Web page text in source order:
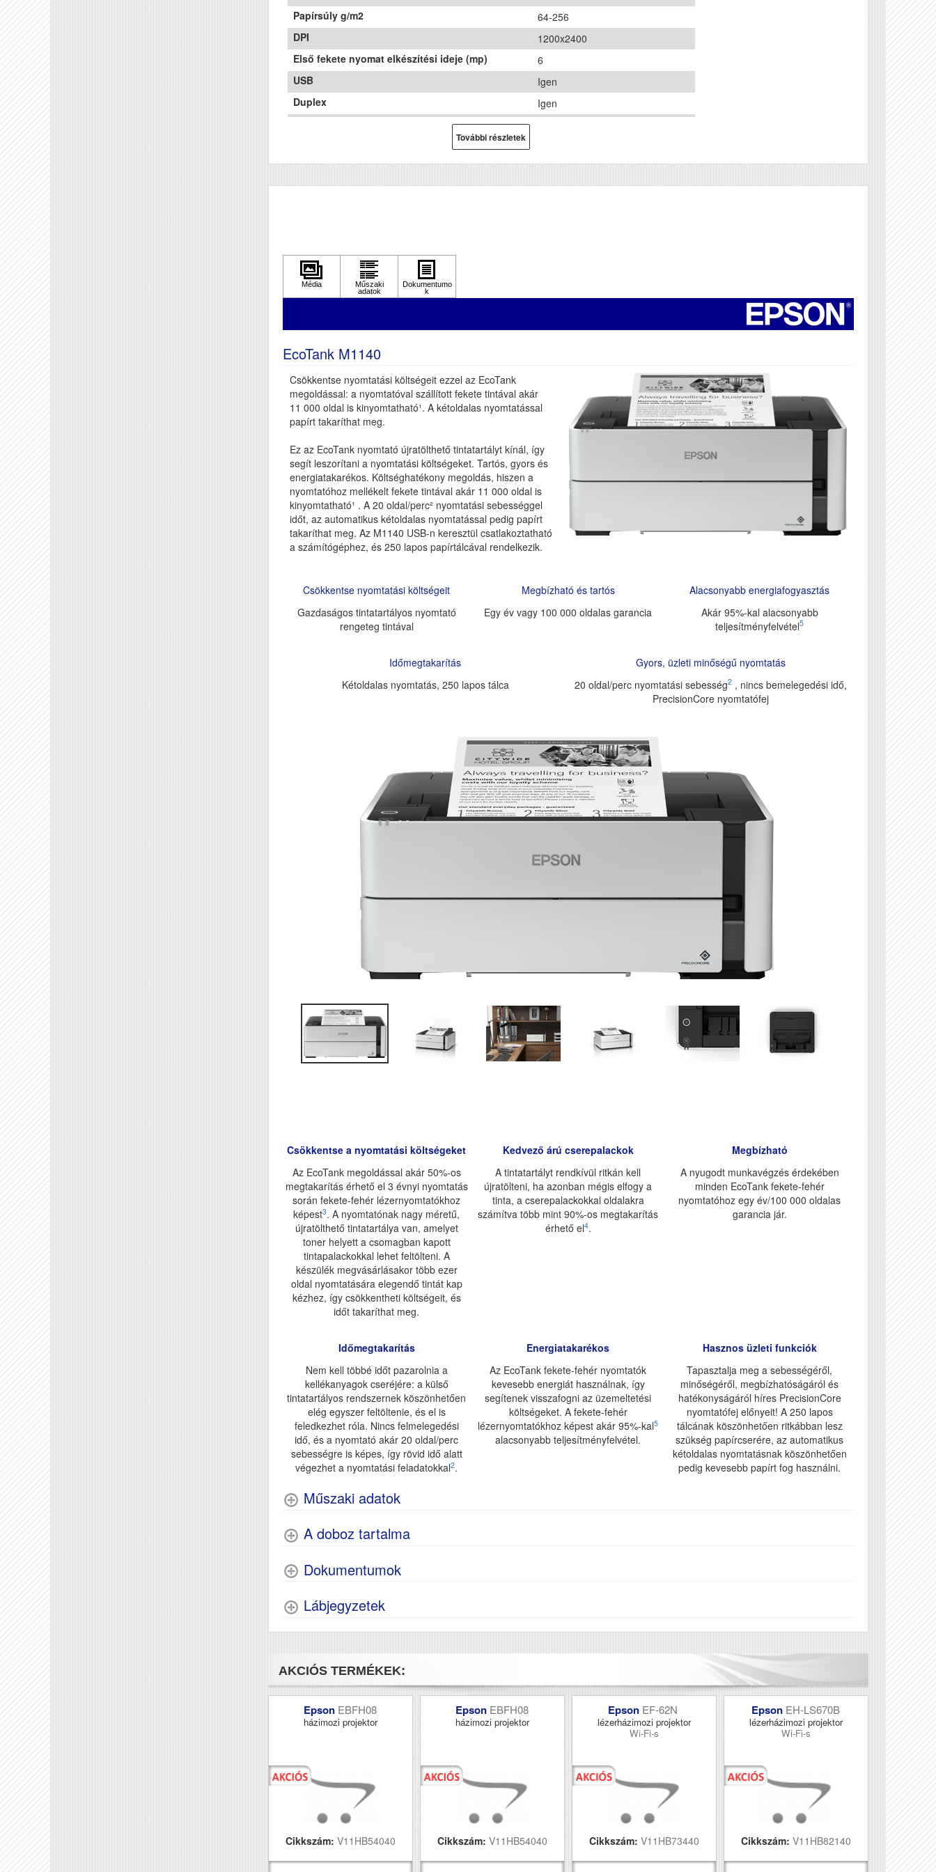
Papírsúly g/m2
64-256
DPI
1200x2400
Első fekete nyomat elkészítési ideje (mp)
6
USB
Igen
Duplex
Igen
Súly (kg)
4.3
Papír méret
A4
Wifi
További részletek
EcoTank M1140
Csökkentse nyomtatási költségeit ezzel az EcoTank
megoldással: a nyomtatóval szállított fekete tintával akár
11 000 oldal is kinyomtatható¹. A kétoldalas nyomtatással
papírt takaríthat meg.
Ez az EcoTank nyomtató újratölthető tintatartályt kínál, így
segít leszorítani a nyomtatási költségeket. Tartós, gyors és
energiatakarékos. Költséghatékony megoldás, hiszen a
nyomtatóhoz mellékelt fekete tintával akár 11 000 oldal is
kinyomtatható¹ . A 20 oldal/perc² nyomtatási sebességgel
időt, az automatikus kétoldalas nyomtatással pedig papírt
takaríthat meg. Az M1140 USB-n keresztül csatlakoztatható
a számítógéphez, és 250 lapos papírtálcával rendelkezik.
Csökkentse nyomtatási költségeit
Gazdaságos tintatartályos nyomtató
rengeteg tintával
Megbízható és tartós
Egy év vagy 100 000 oldalas garancia
Alacsonyabb energiafogyasztás
Akár 95%-kal alacsonyabb
teljesítményfelvétel5
Időmegtakarítás
Kétoldalas nyomtatás, 250 lapos tálca
Gyors, üzleti minőségű nyomtatás
20 oldal/perc nyomtatási sebesség2 , nincs bemelegedési idő,
PrecisionCore nyomtatófej
Csökkentse a nyomtatási költségeket
Az EcoTank megoldással akár 50%-os
megtakarítás érhető el 3 évnyi nyomtatás
során fekete-fehér lézernyomtatókhoz
képest3. A nyomtatónak nagy méretű,
újratölthető tintatartálya van, amelyet
toner helyett a csomagban kapott
tintapalackokkal lehet feltölteni. A
készülék megvásárlásakor több ezer
oldal nyomtatására elegendő tintát kap
kézhez, így csökkentheti költségeit, és
időt takaríthat meg.
Kedvező árú cserepalackok
A tintatartályt rendkívül ritkán kell
újratölteni, ha azonban mégis elfogy a
tinta, a cserepalackokkal oldalakra
számítva több mint 90%-os megtakarítás
érhető el4.
Megbízható
A nyugodt munkavégzés érdekében
minden EcoTank fekete-fehér
nyomtatóhoz egy év/100 000 oldalas
garancia jár.
Időmegtakarítás
Nem kell többé időt pazarolnia a
kellékanyagok cseréjére: a külső
tintatartályos rendszernek köszönhetően
elég egyszer feltöltenie, és el is
feledkezhet róla. Nincs felmelegedési
idő, és a nyomtató akár 20 oldal/perc
sebességre is képes, így rövid idő alatt
végezhet a nyomtatási feladatokkal2.
Energiatakarékos
Az EcoTank fekete-fehér nyomtatók
kevesebb energiát használnak, így
segítenek visszafogni az üzemeltetési
költségeket. A fekete-fehér
lézernyomtatókhoz képest akár 95%-kal5
alacsonyabb teljesítményfelvétel.
Hasznos üzleti funkciók
Tapasztalja meg a sebességéről,
minőségéről, megbízhatóságáról és
hatékonyságáról híres PrecisionCore
nyomtatófej előnyeit! A 250 lapos
tálcának köszönhetően ritkábban lesz
szükség papírcserére, az automatikus
kétoldalas nyomtatásnak köszönhetően
pedig kevesebb papírt fog használni.
Műszaki adatok
A doboz tartalma
Dokumentumok
Lábjegyzetek
AKCIÓS TERMÉKEK:
Epson EBFH08
házimozi projektor
Cikkszám: V11HB54040
Epson EBFH08
házimozi projektor
Cikkszám: V11HB54040
Epson EF-62N
lézerházimozi projektor
Wi-Fi-s
Cikkszám: V11HB73440
Epson EH-LS670B
lézerházimozi projektor
Wi-Fi-s
Cikkszám: V11HB82140